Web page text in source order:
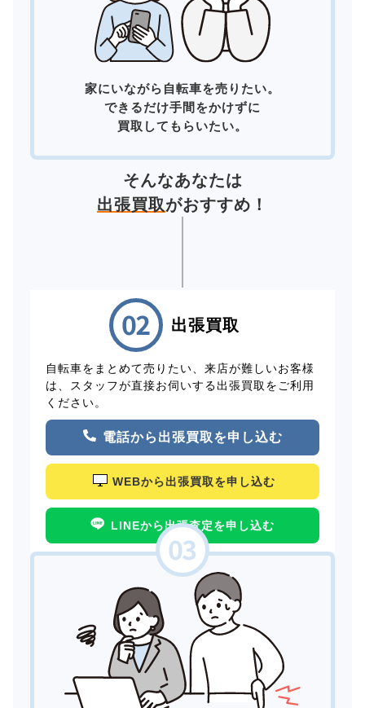
家にいながら自転車を売りたい。
できるだけ手間をかけずに
買取してもらいたい。
そんなあなたは
出張買取がおすすめ！
出張買取
自転車をまとめて売りたい、来店が難しいお客様
は、スタッフが直接お伺いする出張買取をご利用
ください。
電話から出張買取を申し込む
WEBから出張買取を申し込む
LINEから出張査定を申し込む